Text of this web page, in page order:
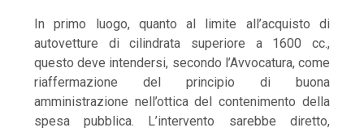
In primo luogo, quanto al limite all’acquisto di
autovetture di cilindrata superiore a 1600 cc.,
questo deve intendersi, secondo l’Avvocatura, come
riaffermazione del principio di buona
amministrazione nell’ottica del contenimento della
spesa pubblica. L’intervento sarebbe diretto,